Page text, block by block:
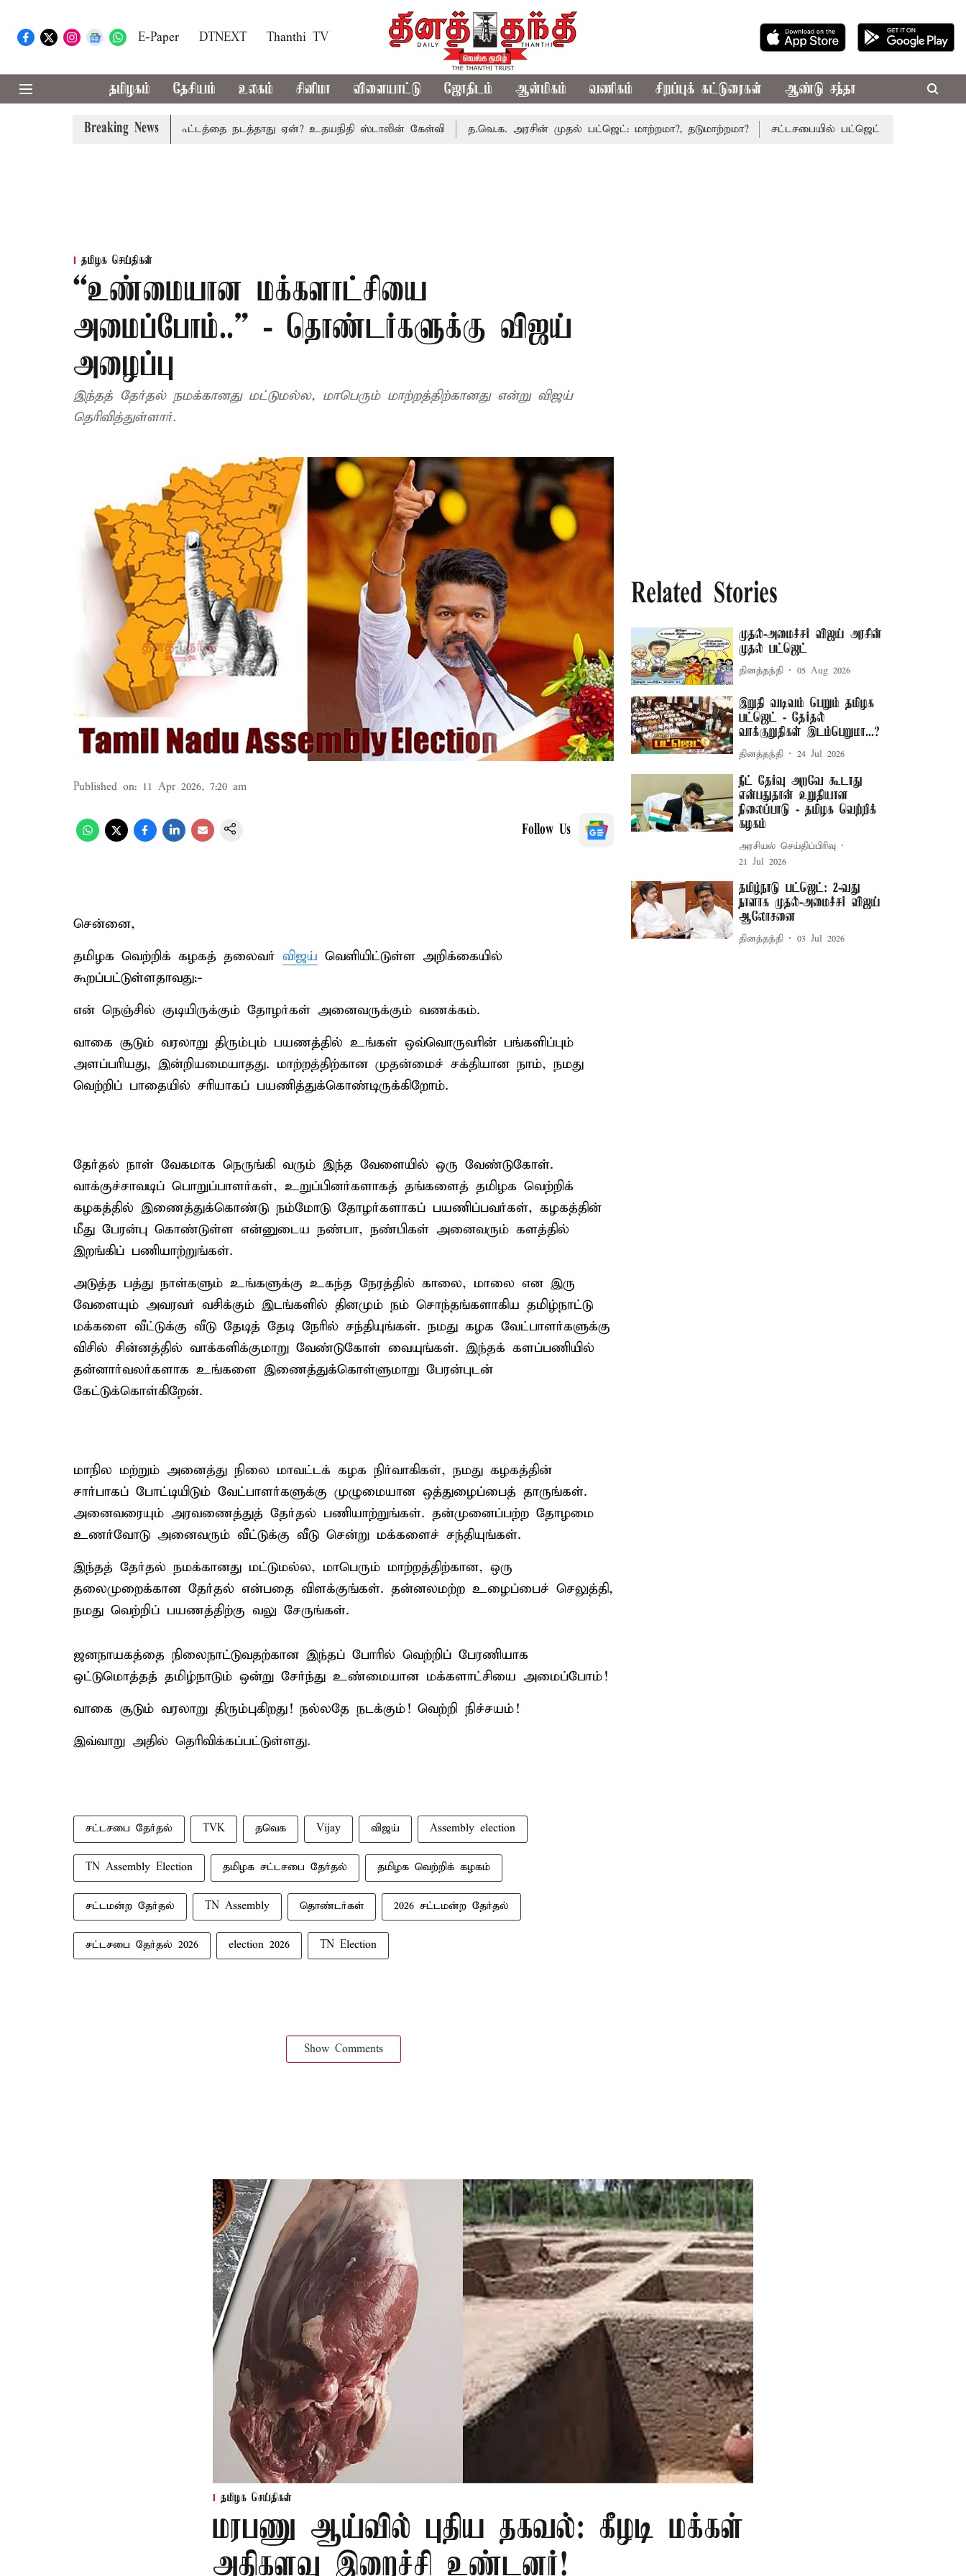
E-Paper DTNEXT Thanthi TV
தமிழகம் தேசியம் உலகம் சினிமா விளையாட்டு ஜோதிடம் ஆன்மிகம் வணிகம் சிறப்புக் கட்டுரைகள் ஆண்டு சந்தா
Breaking News
அனைத்து கட்சி கூட்டத்தை நடத்தாது ஏன்? உதயநிதி ஸ்டாலின் கேள்வி த.வெ.க. அரசின் முதல் பட்ஜெட்: மாற்றமா?, தடுமாற்றமா? சட்டசபையில் பட்ஜெட் மீதான விவாதம் இன்று
தமிழக செய்திகள்
“உண்மையான மக்களாட்சியை
அமைப்போம்..” - தொண்டர்களுக்கு விஜய்
அழைப்பு
இந்தத் தேர்தல் நமக்கானது மட்டுமல்ல, மாபெரும் மாற்றத்திற்கானது என்று விஜய்
தெரிவித்துள்ளார்.
Published on: 11 Apr 2026, 7:20 am
Follow Us
சென்னை,
தமிழக வெற்றிக் கழகத் தலைவர் விஜய் வெளியிட்டுள்ள அறிக்கையில்
கூறப்பட்டுள்ளதாவது:-
என் நெஞ்சில் குடியிருக்கும் தோழர்கள் அனைவருக்கும் வணக்கம்.
வாகை சூடும் வரலாறு திரும்பும் பயணத்தில் உங்கள் ஒவ்வொருவரின் பங்களிப்பும்
அளப்பரியது, இன்றியமையாதது. மாற்றத்திற்கான முதன்மைச் சக்தியான நாம், நமது
வெற்றிப் பாதையில் சரியாகப் பயணித்துக்கொண்டிருக்கிறோம்.
தேர்தல் நாள் வேகமாக நெருங்கி வரும் இந்த வேளையில் ஒரு வேண்டுகோள்.
வாக்குச்சாவடிப் பொறுப்பாளர்கள், உறுப்பினர்களாகத் தங்களைத் தமிழக வெற்றிக்
கழகத்தில் இணைத்துக்கொண்டு நம்மோடு தோழர்களாகப் பயணிப்பவர்கள், கழகத்தின்
மீது பேரன்பு கொண்டுள்ள என்னுடைய நண்பா, நண்பிகள் அனைவரும் களத்தில்
இறங்கிப் பணியாற்றுங்கள்.
அடுத்த பத்து நாள்களும் உங்களுக்கு உகந்த நேரத்தில் காலை, மாலை என இரு
வேளையும் அவரவர் வசிக்கும் இடங்களில் தினமும் நம் சொந்தங்களாகிய தமிழ்நாட்டு
மக்களை வீட்டுக்கு வீடு தேடித் தேடி நேரில் சந்தியுங்கள். நமது கழக வேட்பாளர்களுக்கு
விசில் சின்னத்தில் வாக்களிக்குமாறு வேண்டுகோள் வையுங்கள். இந்தக் களப்பணியில்
தன்னார்வலர்களாக உங்களை இணைத்துக்கொள்ளுமாறு பேரன்புடன்
கேட்டுக்கொள்கிறேன்.
மாநில மற்றும் அனைத்து நிலை மாவட்டக் கழக நிர்வாகிகள், நமது கழகத்தின்
சார்பாகப் போட்டியிடும் வேட்பாளர்களுக்கு முழுமையான ஒத்துழைப்பைத் தாருங்கள்.
அனைவரையும் அரவணைத்துத் தேர்தல் பணியாற்றுங்கள். தன்முனைப்பற்ற தோழமை
உணர்வோடு அனைவரும் வீட்டுக்கு வீடு சென்று மக்களைச் சந்தியுங்கள்.
இந்தத் தேர்தல் நமக்கானது மட்டுமல்ல, மாபெரும் மாற்றத்திற்கான, ஒரு
தலைமுறைக்கான தேர்தல் என்பதை விளக்குங்கள். தன்னலமற்ற உழைப்பைச் செலுத்தி,
நமது வெற்றிப் பயணத்திற்கு வலு சேருங்கள்.
ஜனநாயகத்தை நிலைநாட்டுவதற்கான இந்தப் போரில் வெற்றிப் பேரணியாக
ஒட்டுமொத்தத் தமிழ்நாடும் ஒன்று சேர்ந்து உண்மையான மக்களாட்சியை அமைப்போம்!
வாகை சூடும் வரலாறு திரும்புகிறது! நல்லதே நடக்கும்! வெற்றி நிச்சயம்!
இவ்வாறு அதில் தெரிவிக்கப்பட்டுள்ளது.
சட்டசபை தேர்தல் TVK தவெக Vijay விஜய் Assembly election
TN Assembly Election தமிழக சட்டசபை தேர்தல் தமிழக வெற்றிக் கழகம்
சட்டமன்ற தேர்தல் TN Assembly தொண்டர்கள் 2026 சட்டமன்ற தேர்தல்
சட்டசபை தேர்தல் 2026 election 2026 TN Election
Show Comments
Related Stories
முதல்-அமைச்சர் விஜய் அரசின்
முதல் பட்ஜெட்
தினத்தந்தி 05 Aug 2026
இறுதி வடிவம் பெறும் தமிழக
பட்ஜெட் - தேர்தல்
வாக்குறுதிகள் இடம்பெறுமா...?
தினத்தந்தி 24 Jul 2026
நீட் தேர்வு அறவே கூடாது
என்பதுதான் உறுதியான
நிலைப்பாடு - தமிழக வெற்றிக்
கழகம்
அரசியல் செய்திப்பிரிவு
21 Jul 2026
தமிழ்நாடு பட்ஜெட்: 2-வது
நாளாக முதல்-அமைச்சர் விஜய்
ஆலோசனை
தினத்தந்தி 03 Jul 2026
தமிழக செய்திகள்
மரபணு ஆய்வில் புதிய தகவல்: கீழடி மக்கள்
அதிகளவு இறைச்சி உண்டனர்!